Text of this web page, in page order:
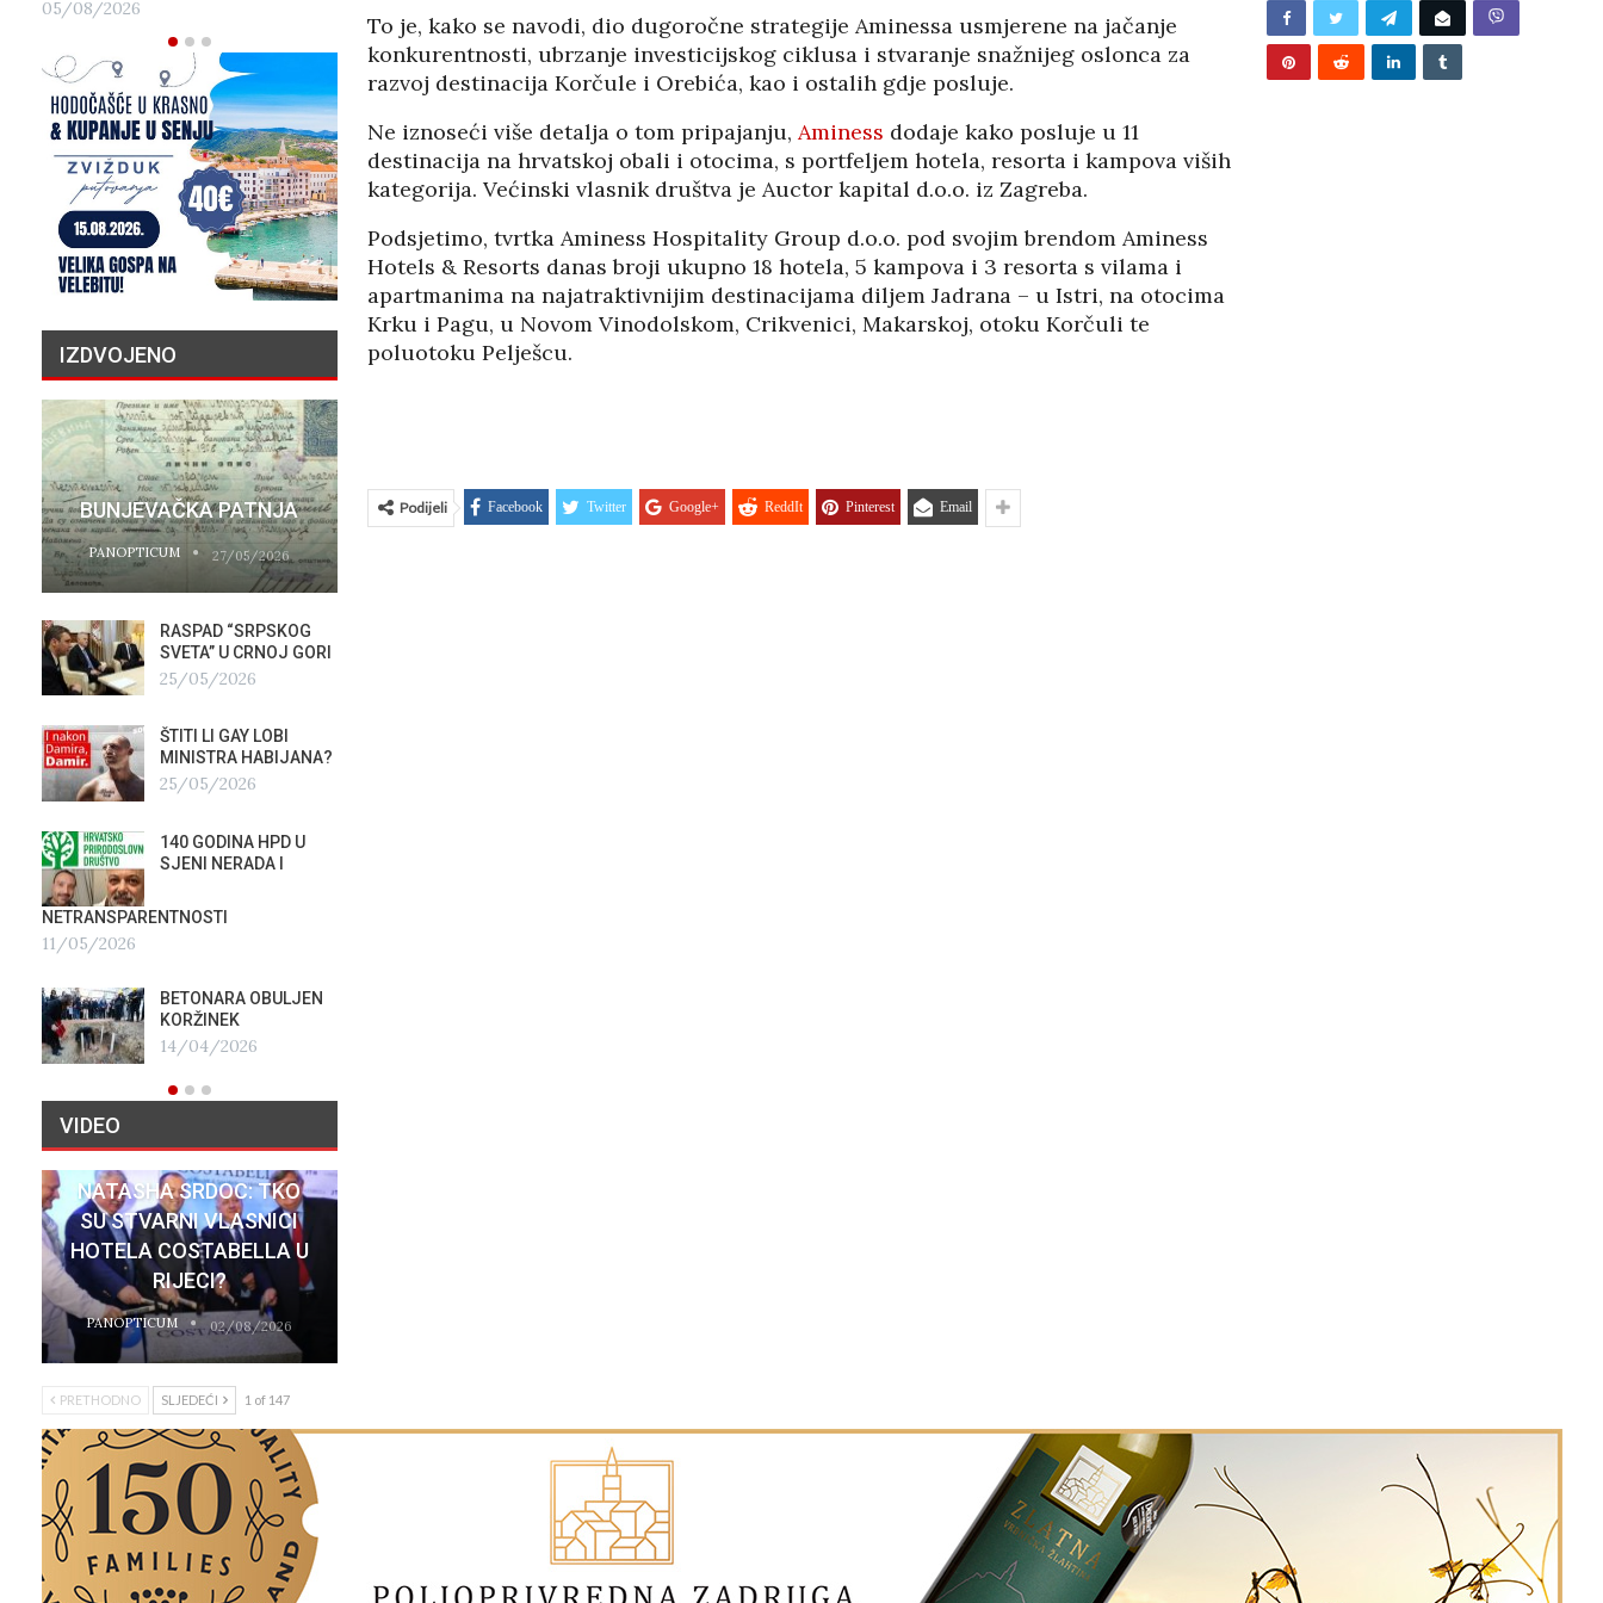
To je, kako se navodi, dio dugoročne strategije Aminessa usmjerene na jačanje
konkurentnosti, ubrzanje investicijskog ciklusa i stvaranje snažnijeg oslonca za
razvoj destinacija Korčule i Orebića, kao i ostalih gdje posluje.
Ne iznoseći više detalja o tom pripajanju, Aminess dodaje kako posluje u 11
destinacija na hrvatskoj obali i otocima, s portfeljem hotela, resorta i kampova viših
kategorija. Većinski vlasnik društva je Auctor kapital d.o.o. iz Zagreba.
Podsjetimo, tvrtka Aminess Hospitality Group d.o.o. pod svojim brendom Aminess
Hotels & Resorts danas broji ukupno 18 hotela, 5 kampova i 3 resorta s vilama i
apartmanima na najatraktivnijim destinacijama diljem Jadrana – u Istri, na otocima
Krku i Pagu, u Novom Vinodolskom, Crikvenici, Makarskoj, otoku Korčuli te
poluotoku Pelješcu.
Podijeli Facebook Twitter Google+ ReddIt Pinterest Email
05/08/2026
IZDVOJENO
BUNJEVAČKA PATNJA
PANOPTICUM 27/05/2026
RASPAD “SRPSKOG
SVETA” U CRNOJ GORI
25/05/2026
ŠTITI LI GAY LOBI
MINISTRA HABIJANA?
25/05/2026
140 GODINA HPD U
SJENI NERADA I
NETRANSPARENTNOSTI
11/05/2026
BETONARA OBULJEN
KORŽINEK
14/04/2026
MILIJUNIMA
ASIMILACIJU
VIDEO
NATASHA SRDOC: TKO
SU STVARNI VLASNICI
HOTELA COSTABELLA U
RIJECI?
PANOPTICUM 02/08/2026
PRETHODNO SLJEDEĆI 1 of 147